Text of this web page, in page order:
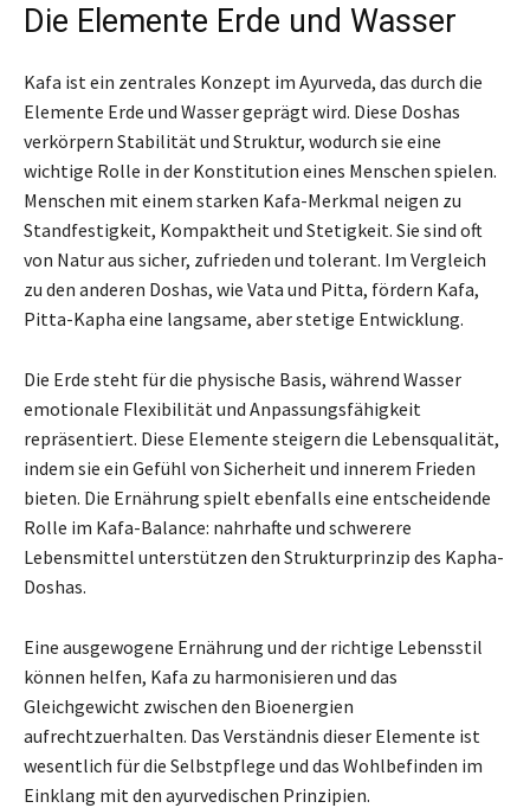
Die Elemente Erde und Wasser
Kafa ist ein zentrales Konzept im Ayurveda, das durch die
Elemente Erde und Wasser geprägt wird. Diese Doshas
verkörpern Stabilität und Struktur, wodurch sie eine
wichtige Rolle in der Konstitution eines Menschen spielen.
Menschen mit einem starken Kafa-Merkmal neigen zu
Standfestigkeit, Kompaktheit und Stetigkeit. Sie sind oft
von Natur aus sicher, zufrieden und tolerant. Im Vergleich
zu den anderen Doshas, wie Vata und Pitta, fördern Kafa,
Pitta-Kapha eine langsame, aber stetige Entwicklung.
Die Erde steht für die physische Basis, während Wasser
emotionale Flexibilität und Anpassungsfähigkeit
repräsentiert. Diese Elemente steigern die Lebensqualität,
indem sie ein Gefühl von Sicherheit und innerem Frieden
bieten. Die Ernährung spielt ebenfalls eine entscheidende
Rolle im Kafa-Balance: nahrhafte und schwerere
Lebensmittel unterstützen den Strukturprinzip des Kapha-
Doshas.
Eine ausgewogene Ernährung und der richtige Lebensstil
können helfen, Kafa zu harmonisieren und das
Gleichgewicht zwischen den Bioenergien
aufrechtzuerhalten. Das Verständnis dieser Elemente ist
wesentlich für die Selbstpflege und das Wohlbefinden im
Einklang mit den ayurvedischen Prinzipien.